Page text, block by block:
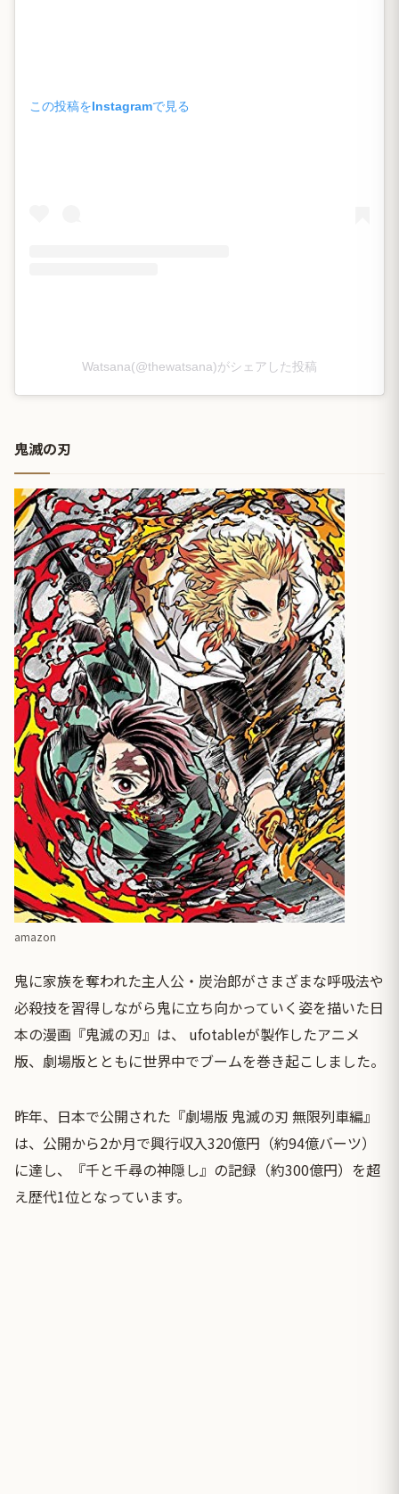
この投稿をInstagramで見る
Watsana(@thewatsana)がシェアした投稿
鬼滅の刃
amazon
鬼に家族を奪われた主人公・炭治郎がさまざまな呼吸法や
必殺技を習得しながら鬼に立ち向かっていく姿を描いた日
本の漫画『鬼滅の刃』は、 ufotableが製作したアニメ
版、劇場版とともに世界中でブームを巻き起こしました。
昨年、日本で公開された『劇場版 鬼滅の刃 無限列車編』
は、公開から2か月で興行収入320億円（約94億バーツ）
に達し、『千と千尋の神隠し』の記録（約300億円）を超
え歴代1位となっています。